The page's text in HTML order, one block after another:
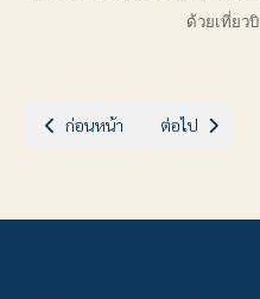
ด้วยเที่ยว
เนื้อหาก่อนหน้า: ฉลองวัดแม่พระ
ก่อนหน้า เนื้อหาถัดไป: ป
ต่อไป